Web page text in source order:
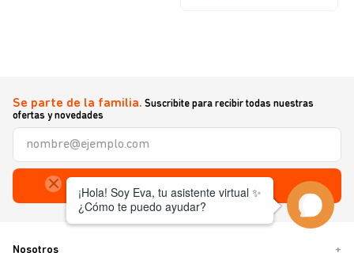
Se parte de la familia. Suscribite para recibir todas nuestras
ofertas y novedades
Nosotros +